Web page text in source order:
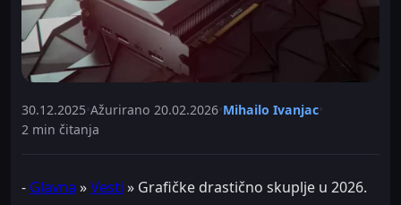
30.12.2025 Ažurirano 20.02.2026 Mihailo Ivanjac
2 min čitanja
- Glavna »Vesti » Grafičke drastično skuplje u 2026.